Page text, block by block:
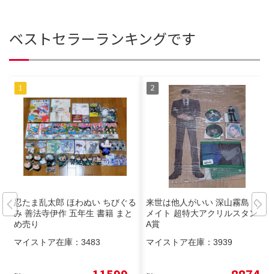
ベストセラーランキングです
忍たま乱太郎 ほわぬい ちびぐる
み 善法寺伊作 五年生 書籍 まと
め売り
マイストア在庫： 3483
来世は他人がいい 深山霧島 くじ
メイト 超特大アクリルスタンド
A賞
マイストア在庫： 3939